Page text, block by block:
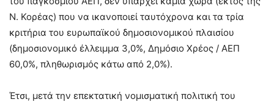
Ν. Κορέας) που να ικανοποιεί ταυτόχρονα και τα τρία
κριτήρια του ευρωπαϊκού δημοσιονομικού πλαισίου
(δημοσιονομικό έλλειμμα 3,0%, Δημόσιο Χρέος / ΑΕΠ
60,0%, πληθωρισμός κάτω από 2,0%).
Έτσι, μετά την επεκτατική νομισματική πολιτική του